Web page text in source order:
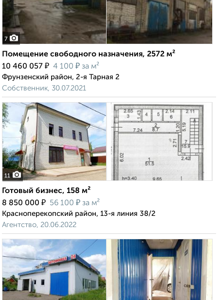
7
Помещение свободного назначения, 2572 м²
10 460 057 ₽ 4 100 ₽ за м²
Фрунзенский район, 2-я Тарная 2
Собственник, 30.07.2021
11
Готовый бизнес, 158 м²
8 850 000 ₽ 56 100 ₽ за м²
Красноперекопский район, 13-я линия 38/2
Агентство, 20.06.2022